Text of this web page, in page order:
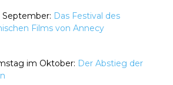
September: Das Festival des
Films von Annecy
im Oktober: Der Abstieg der